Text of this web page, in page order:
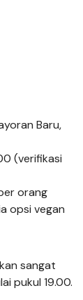
Baru,
(verifikasi
orang
opsi vegan
sangat
pukul 19.00.